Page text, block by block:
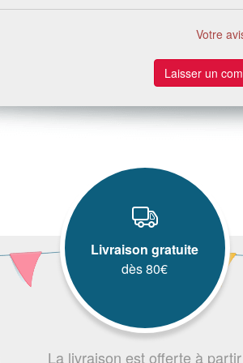
Votre
Laisser un
Livraison gratuite
dès 80€
La livraison est offerte à partir